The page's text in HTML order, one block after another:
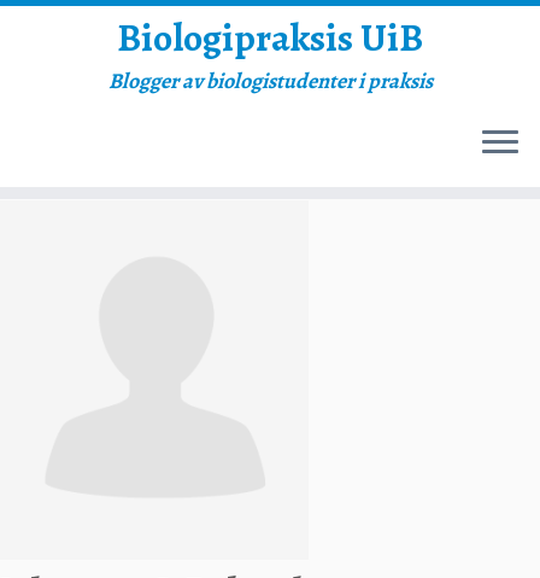
Biologipraksis UiB
Blogger av biologistudenter i praksis